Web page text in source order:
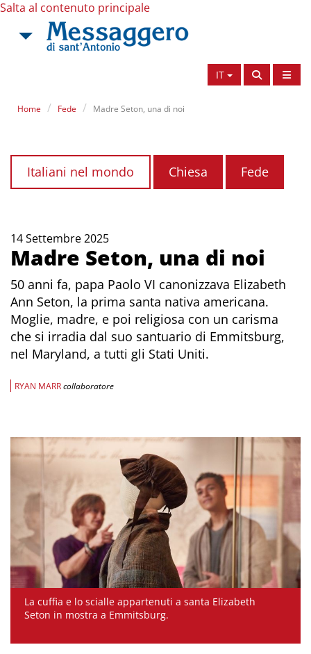
Salta al contenuto principale
IT
Home Fede Madre Seton, una di noi
Italiani nel mondo Chiesa Fede
14 Settembre 2025
Madre Seton, una di noi
50 anni fa, papa Paolo VI canonizzava Elizabeth
Ann Seton, la prima santa nativa americana.
Moglie, madre, e poi religiosa con un carisma
che si irradia dal suo santuario di Emmitsburg,
nel Maryland, a tutti gli Stati Uniti.
RYAN MARRcollaboratore
La cuffia e lo scialle appartenuti a santa Elizabeth
Seton in mostra a Emmitsburg.